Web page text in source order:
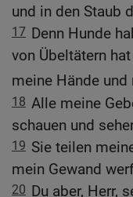
und in den Staub
17 Denn Hunde
von Übeltätern
meine Hände
18 Alle meine
schauen und
19 Sie teilen
mein Gewand
20 Du aber, Herr,